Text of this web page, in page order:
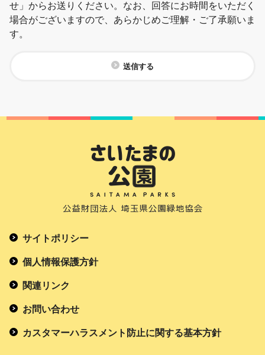
せ」からお送りください。なお、回答にお時間をいただく
場合がございますので、あらかじめご理解・ご了承願いま
す。
送信する
サイトポリシー
個人情報保護方針
関連リンク
お問い合わせ
カスタマーハラスメント防止に関する基本方針